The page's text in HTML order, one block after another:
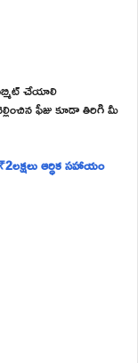
సబ్మిట్ చేయాలి
ఫీజు కూడా తిరిగి మీ
ఆర్ధిక సహాయం